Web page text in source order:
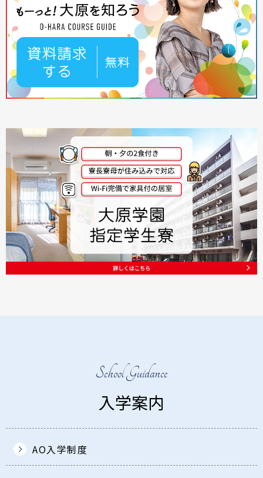
School Guidance
入学案内
AO入学制度